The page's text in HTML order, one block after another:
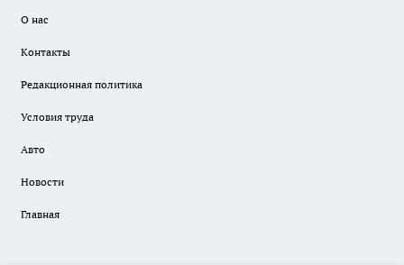
О нас
Контакты
Редакционная политика
Условия труда
Авто
Новости
Главная